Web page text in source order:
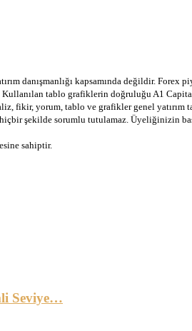
danışmanlığı kapsamında değildir.
tablo grafiklerin doğruluğu A1
fikir, yorum, tablo ve grafikler genel
şekilde sorumlu tutulamaz. Üyeliğinizin
sahiptir.
Seviye…